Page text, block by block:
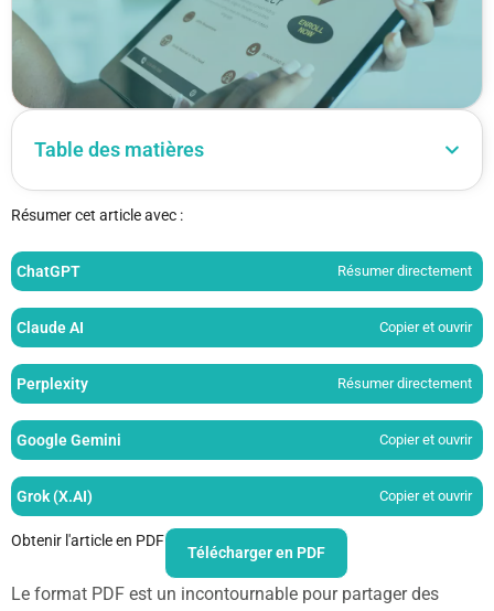
Table des matières
Résumer cet article avec :
ChatGPT Résumer directement
Claude AI Copier et ouvrir
Perplexity Résumer directement
Google Gemini Copier et ouvrir
Grok (X.AI) Copier et ouvrir
Obtenir l'article en PDF
Télécharger en PDF
Le format PDF est un incontournable pour partager des